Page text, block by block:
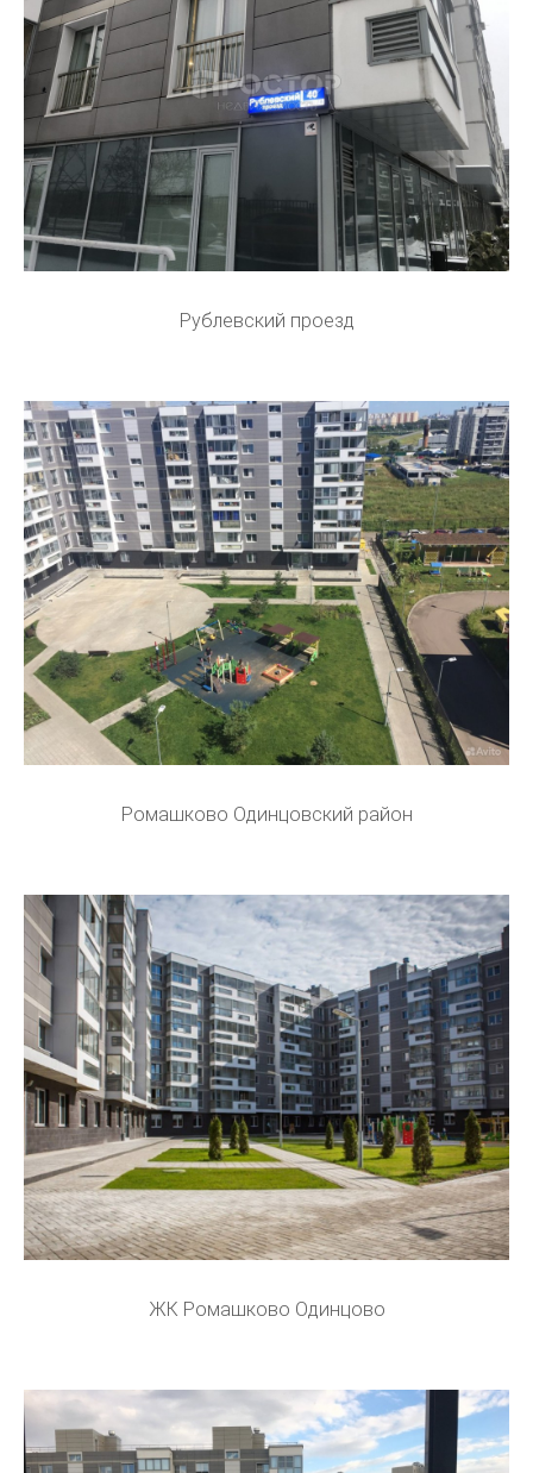
Рублевский проезд
Ромашково Одинцовский район
ЖК Ромашково Одинцово